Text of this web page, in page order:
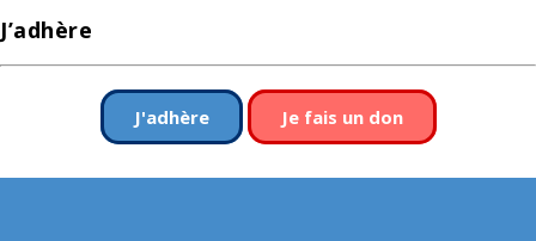
J’adhère
J'adhère Je fais un don